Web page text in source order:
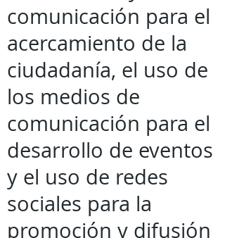
comunicación para el
acercamiento de la
ciudadanía, el uso de
los medios de
comunicación para el
desarrollo de eventos
y el uso de redes
sociales para la
promoción y difusión